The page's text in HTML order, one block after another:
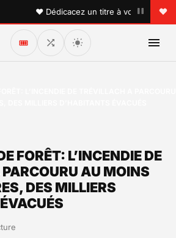
♥ Dédicacez un titre à vos proches
🎟️
FORÊT: L’INCENDIE DE
AU MOINS
DES MILLIERS